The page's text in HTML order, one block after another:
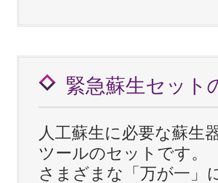
緊急蘇生セット
人工蘇生に必要な蘇生
ツールのセットです。
さまざまな「万が一」